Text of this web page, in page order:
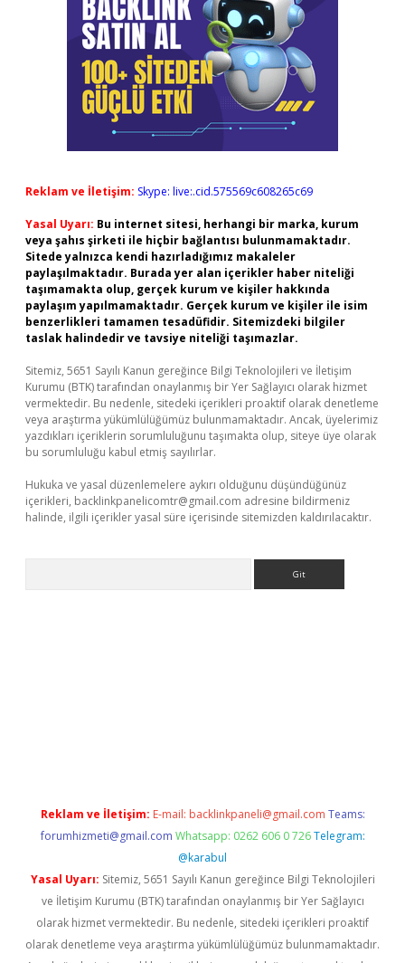
Reklam ve İletişim: Skype: live:.cid.575569c608265c69
Yasal Uyarı: Bu internet sitesi, herhangi bir marka, kurum
veya şahıs şirketi ile hiçbir bağlantısı bulunmamaktadır.
Sitede yalnızca kendi hazırladığımız makaleler
paylaşılmaktadır. Burada yer alan içerikler haber niteliği
taşımamakta olup, gerçek kurum ve kişiler hakkında
paylaşım yapılmamaktadır. Gerçek kurum ve kişiler ile isim
benzerlikleri tamamen tesadüfidir. Sitemizdeki bilgiler
taslak halindedir ve tavsiye niteliği taşımazlar.
Sitemiz, 5651 Sayılı Kanun gereğince Bilgi Teknolojileri ve İletişim
Kurumu (BTK) tarafından onaylanmış bir Yer Sağlayıcı olarak hizmet
vermektedir. Bu nedenle, sitedeki içerikleri proaktif olarak denetleme
veya araştırma yükümlülüğümüz bulunmamaktadır. Ancak, üyelerimiz
yazdıkları içeriklerin sorumluluğunu taşımakta olup, siteye üye olarak
bu sorumluluğu kabul etmiş sayılırlar.
Hukuka ve yasal düzenlemelere aykırı olduğunu düşündüğünüz
içerikleri, backlinkpanelicomtr@gmail.com adresine bildirmeniz
halinde, ilgili içerikler yasal süre içerisinde sitemizden kaldırılacaktır.
Reklam ve İletişim: E-mail: backlinkpaneli@gmail.com Teams:
forumhizmeti@gmail.com Whatsapp: 0262 606 0 726 Telegram:
@karabul
Yasal Uyarı: Sitemiz, 5651 Sayılı Kanun gereğince Bilgi Teknolojileri
ve İletişim Kurumu (BTK) tarafından onaylanmış bir Yer Sağlayıcı
olarak hizmet vermektedir. Bu nedenle, sitedeki içerikleri proaktif
olarak denetleme veya araştırma yükümlülüğümüz bulunmamaktadır.